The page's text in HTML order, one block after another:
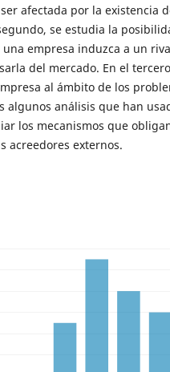
afectada por la existencia
se estudia la
empresa induzca a un
del mercado. En el
al ámbito de los
algunos análisis que han
los mecanismos que
acreedores externos.